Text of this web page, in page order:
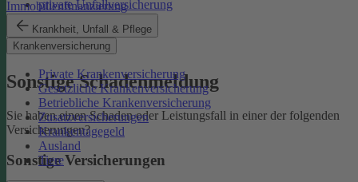
Immobilienfinanzierung
Krankheit, Unfall & Pflege
Krankenversicherung
Private Krankenversicherung
Gesetzliche Krankenversicherung
Betriebliche Krankenversicherung
Zusatzversicherungen
Krankentagegeld
Ausland
Tiere
private Unfallversicherung
Auslandskrankenschutz
Reiserücktritt
Reisegepäck
Sonstige Schadenmeldung
Sie haben einen Schaden oder Leistungsfall in einer der folgenden
Versicherungen?
Sonstige Versicherungen